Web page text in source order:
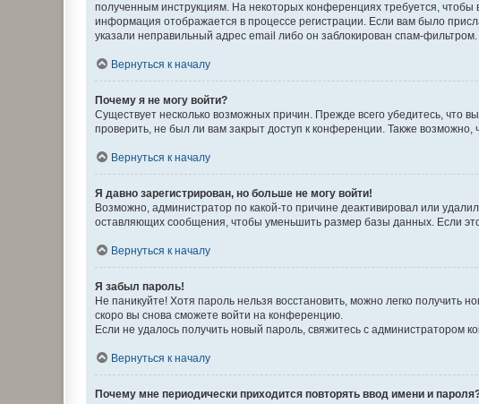
полученным инструкциям. На некоторых конференциях требуется,
информация отображается в процессе регистрации. Если вам было
указали неправильный адрес email либо он заблокирован спам-
Вернуться к началу
Почему я не могу войти?
Существует несколько возможных причин. Прежде всего убедитесь, что
проверить, не был ли вам закрыт доступ к конференции. Также
Вернуться к началу
Я давно зарегистрирован, но больше не могу войти!
Возможно, администратор по какой-то причине деактивировал или
оставляющих сообщения, чтобы уменьшить размер базы данных. Если это
Вернуться к началу
Я забыл пароль!
Не паникуйте! Хотя пароль нельзя восстановить, можно легко
скоро вы снова сможете войти на конференцию.
Если не удалось получить новый пароль, свяжитесь с администратором
Вернуться к началу
Почему мне периодически приходится повторять ввод имени и